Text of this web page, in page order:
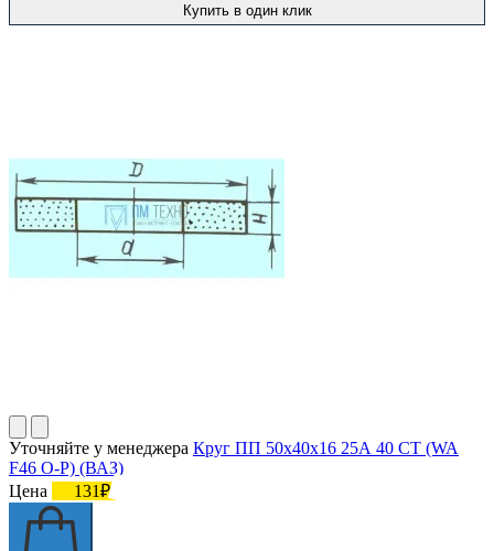
Купить в один клик
Уточняйте у менеджера Круг ПП 50х40х16 25А 40 СТ (WA
F46 O-P) (ВАЗ)
Цена
131₽